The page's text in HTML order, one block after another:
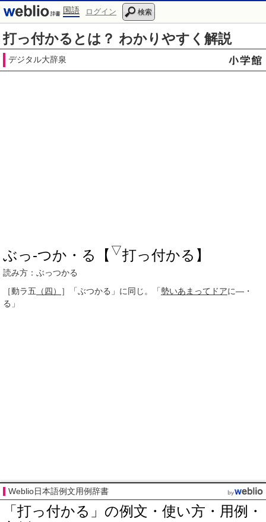
国語 ログイン 検索
打っ付かるとは？ わかりやすく解説
デジタル大辞泉
ぶっ‐つか・る【 ▽打っ付かる】
読み方：ぶっつかる
［動ラ五 （四） ］ 「ぶつかる」に同じ。「勢いあまって ドアに―・
る」
Weblio日本語例文用例辞書
「打っ付かる」の例文・使い方・用例・